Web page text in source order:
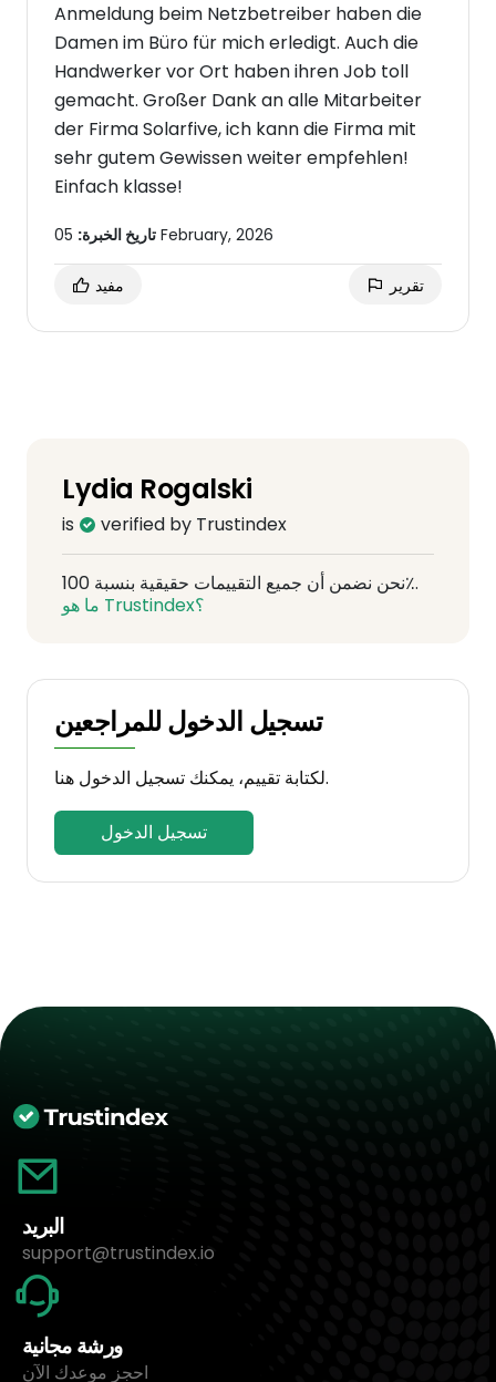
Anmeldung beim Netzbetreiber haben die
Damen im Büro für mich erledigt. Auch die
Handwerker vor Ort haben ihren Job toll
gemacht. Großer Dank an alle Mitarbeiter
der Firma Solarfive, ich kann die Firma mit
sehr gutem Gewissen weiter empfehlen!
Einfach klasse!
تاريخ الخبرة: 05 February, 2026
مفيد تقرير
Lydia Rogalski
is verified by Trustindex
نحن نضمن أن جميع التقييمات حقيقية بنسبة 100٪.
ما هو Trustindex؟
تسجيل الدخول للمراجعين
لكتابة تقييم، يمكنك تسجيل الدخول هنا.
تسجيل الدخول
البريد
support@trustindex.io
ورشة مجانية
احجز موعدك الآن